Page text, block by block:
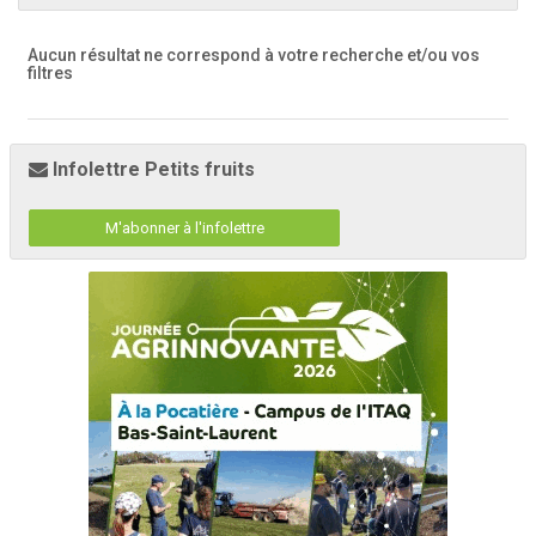
Aucun résultat ne correspond à votre recherche et/ou vos
filtres
Infolettre Petits fruits
M'abonner à l'infolettre